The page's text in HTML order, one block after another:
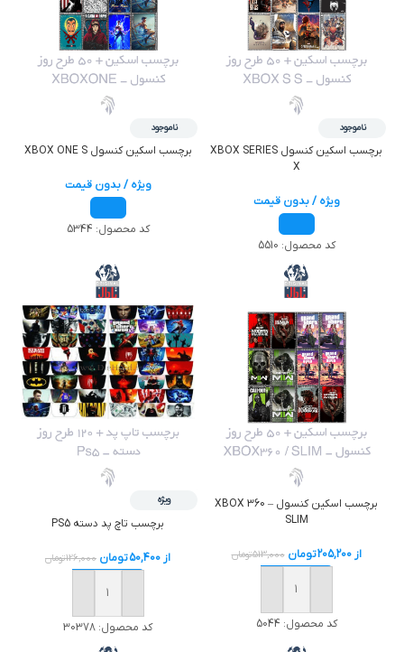
ناموجود
برچسب اسکين کنسول XBOX SERIES
X
ویژه / بدون قیمت
کد محصول: 5510
ناموجود
برچسب اسکين کنسول XBOX ONE S
ویژه / بدون قیمت
کد محصول: 5344
برچسب اسکين کنسول – XBOX 360
SLIM
از205,200تومان 513,000تومان
خرید
کد محصول: 5044
ویژه
برچسب تاچ پد دسته PS5
از 50,400تومان 126,000تومان
خرید
کد محصول: 30378